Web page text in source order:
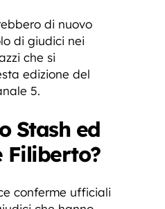
di nuovo
di giudici nei
che si
edizione del
5.
Stash ed
Filiberto?
conferme ufficiali